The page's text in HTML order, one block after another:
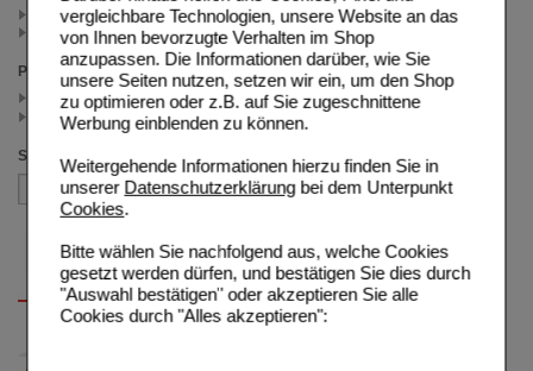
vergleichbare Technologien, unsere Website an das
von Ihnen bevorzugte Verhalten im Shop
anzupassen. Die Informationen darüber, wie Sie
unsere Seiten nutzen, setzen wir ein, um den Shop
zu optimieren oder z.B. auf Sie zugeschnittene
Werbung einblenden zu können.
Weitergehende Informationen hierzu finden Sie in
unserer Datenschutzerklärungbei dem Unterpunkt
Cookies.
Bitte wählen Sie nachfolgend aus, welche Cookies
gesetzt werden dürfen, und bestätigen Sie dies durch
"Auswahl bestätigen" oder akzeptieren Sie alle
Cookies durch "Alles akzeptieren":
48 g (2)
50 ml (1)
Preis
< 17.50 (2)
>= 17.50 (1)
Sortieren nach